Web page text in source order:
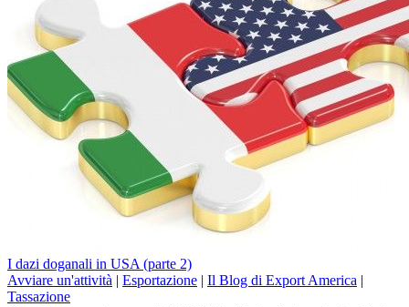
I dazi doganali in USA (parte 2)
Avviare un'attività | Esportazione | Il Blog di Export America |
Tassazione